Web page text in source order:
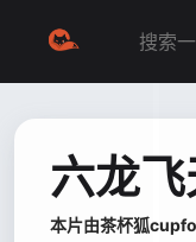
六龙
本片由茶杯狐